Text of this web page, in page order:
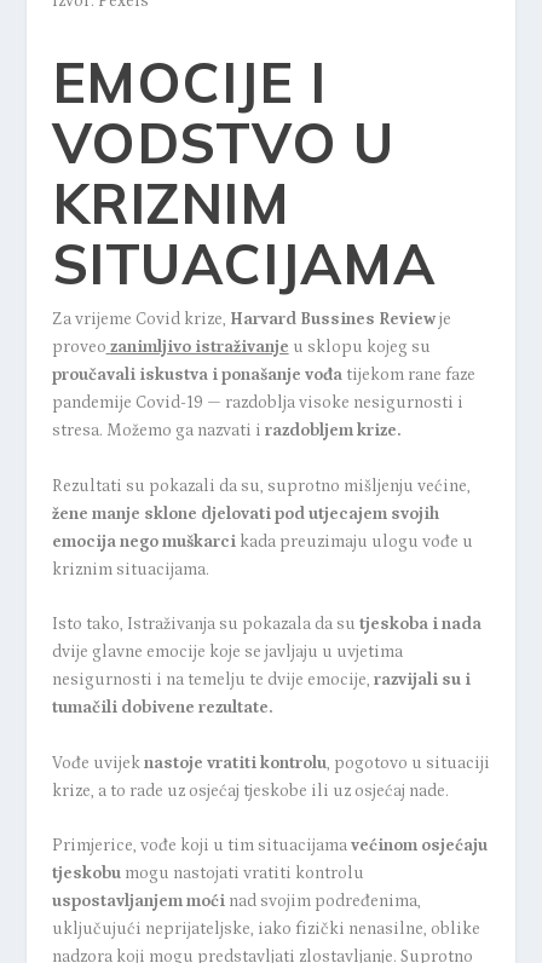
EMOCIJE I
VODSTVO U
KRIZNIM
SITUACIJAMA
Za vrijeme Covid krize, Harvard Bussines Reviewje
proveo zanimljivo istraživanje u sklopu kojeg su
proučavali iskustva i ponašanje vođatijekom rane faze
pandemije Covid-19 — razdoblja visoke nesigurnosti i
stresa. Možemo ga nazvati i razdobljem krize.
Rezultati su pokazali da su, suprotno mišljenju većine,
žene manje sklone djelovati pod utjecajem svojih
emocija nego muškarcikada preuzimaju ulogu vođe u
kriznim situacijama.
Isto tako, Istraživanja su pokazala da su tjeskoba i nada
dvije glavne emocije koje se javljaju u uvjetima
nesigurnosti i na temelju te dvije emocije, razvijali su i
tumačili dobivene rezultate.
Vođe uvijeknastoje vratiti kontrolu, pogotovo u situaciji
krize, a to rade uz osjećaj tjeskobe ili uz osjećaj nade.
Primjerice, vođe koji u tim situacijamavećinom osjećaju
tjeskobumogu nastojati vratiti kontrolu
uspostavljanjem moćinad svojim podređenima,
uključujući neprijateljske, iako fizički nenasilne, oblike
nadzora koji mogu predstavljati zlostavljanje. Suprotno